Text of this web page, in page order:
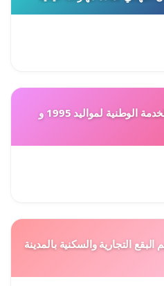
استصدار إعفاء من إلتزامات الخدمة الوطنية لمواليد 1995 و
التجارية والسكنية بالمدينة